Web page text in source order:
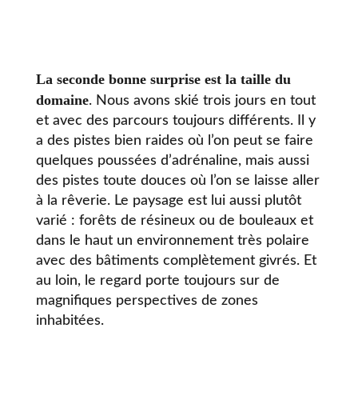
La seconde bonne surprise est la taille du
domaine. Nous avons skié trois jours en tout
et avec des parcours toujours différents. Il y
a des pistes bien raides où l’on peut se faire
quelques poussées d’adrénaline, mais aussi
des pistes toute douces où l’on se laisse aller
à la rêverie. Le paysage est lui aussi plutôt
varié : forêts de résineux ou de bouleaux et
dans le haut un environnement très polaire
avec des bâtiments complètement givrés. Et
au loin, le regard porte toujours sur de
magnifiques perspectives de zones
inhabitées.